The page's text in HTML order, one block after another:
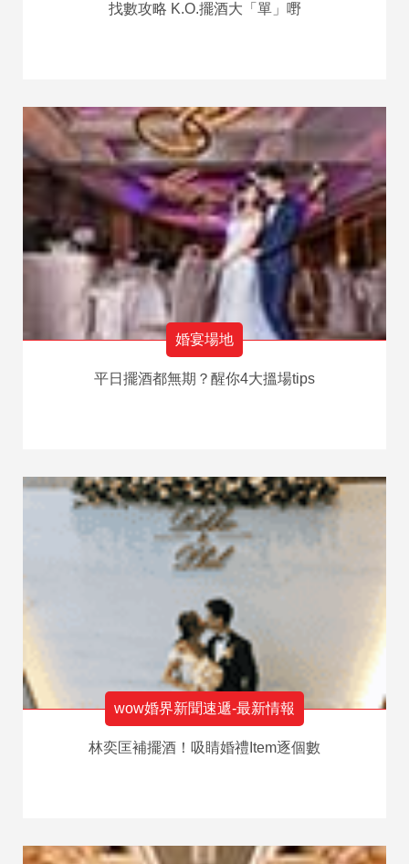
找數攻略 K.O.擺酒大「單」嘢
婚宴場地
平日擺酒都無期？醒你4大搵場tips
wow婚界新聞速遞-最新情報
林奕匡補擺酒！吸睛婚禮Item逐個數